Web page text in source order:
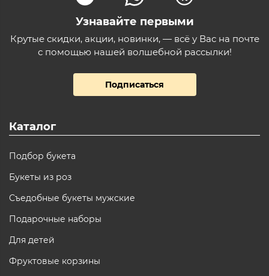
Узнавайте первыми
Крутые скидки, акции, новинки, — всё у Вас на почте
с помощью нашей волшебной рассылки!
Подписаться
Каталог
Подбор букета
Букеты из роз
Съедобные букеты мужские
Подарочные наборы
Для детей
Фруктовые корзины